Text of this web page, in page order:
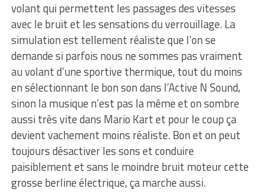
volant qui permettent les passages des vitesses
avec le bruit et les sensations du verrouillage. La
simulation est tellement réaliste que l’on se
demande si parfois nous ne sommes pas vraiment
au volant d’une sportive thermique, tout du moins
en sélectionnant le bon son dans l’Active N Sound,
sinon la musique n’est pas la même et on sombre
aussi très vite dans Mario Kart et pour le coup ça
devient vachement moins réaliste. Bon et on peut
toujours désactiver les sons et conduire
paisiblement et sans le moindre bruit moteur cette
grosse berline électrique, ça marche aussi.